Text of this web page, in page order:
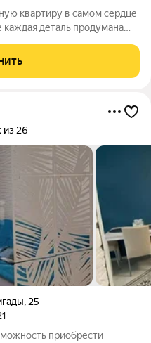
квартиру в самом сердце
каждая деталь продумана
для счастливой
из 26
, 25
приобрести